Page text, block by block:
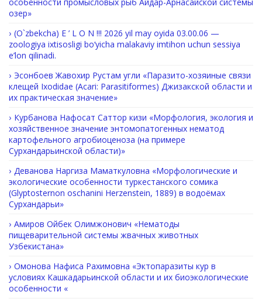
озер»
(O`zbekcha) E ’ L O N !!! 2026 yil may oyida 03.00.06 —
zoologiya ixtisosligi bo‘yicha malakaviy imtihon uchun sessiya
e’lon qilinadi.
Эсонбоев Жавохир Рустам угли «Паразито-хозяиные связи
клещей Ixodidae (Acari: Parasitiformes) Джизакской области и
их практическая значение»
Курбанова Нафосат Саттор кизи «Морфология, экология и
хозяйственное значение энтомопатогенных нематод
картофельного агробиоценоза (на примере
Cурхандарьинской области)»
Деванова Наргиза Маматкуловна «Морфологические и
экологические особенности туркестанского сомика
(Glyptosternon oschanini Herzenstein, 1889) в водоёмах
Сурхандарьи»
Амиров Ойбек Олимжонович «Нематоды
пищеварительной системы жвачных животных
Узбекистана»
Омонова Нафиса Рахимовна «Эктопаразиты кур в
условиях Кашкадарьинской области и их биоэкологические
особенности «